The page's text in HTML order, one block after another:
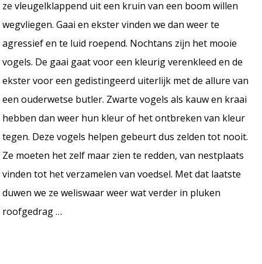
ze vleugelklappend uit een kruin van een boom willen
wegvliegen. Gaai en ekster vinden we dan weer te
agressief en te luid roepend. Nochtans zijn het mooie
vogels. De gaai gaat voor een kleurig verenkleed en de
ekster voor een gedistingeerd uiterlijk met de allure van
een ouderwetse butler. Zwarte vogels als kauw en kraai
hebben dan weer hun kleur of het ontbreken van kleur
tegen. Deze vogels helpen gebeurt dus zelden tot nooit.
Ze moeten het zelf maar zien te redden, van nestplaats
vinden tot het verzamelen van voedsel. Met dat laatste
duwen we ze weliswaar weer wat verder in pluken
roofgedrag …